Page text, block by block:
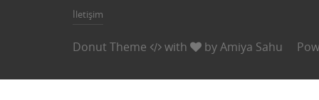
İletişim
Donut Theme with byAmiya Sahu